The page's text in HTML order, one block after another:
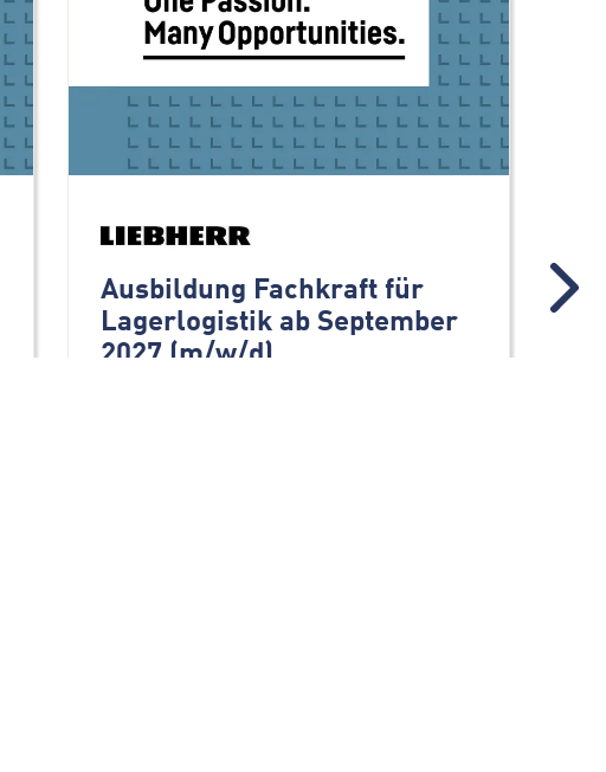
Ausbildung Fachkraft für
Lagerlogistik ab September
2027 (m/w/d)